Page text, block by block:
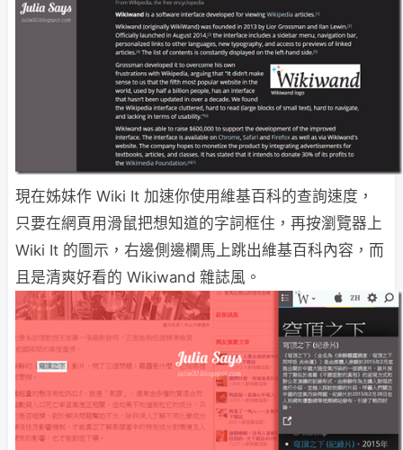
現在姊妹作 Wiki It 加速你使用維基百科的查詢速度，
只要在網頁用滑鼠把想知道的字詞框住，再按瀏覽器上
Wiki It 的圖示，右邊側邊欄馬上跳出維基百科內容，而
且是清爽好看的 Wikiwand 雜誌風。